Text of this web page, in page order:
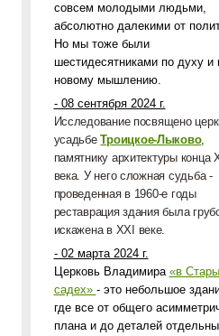
совсем молодыми людьми,
абсолютно далекими от
Но мы тоже были
шестидесятниками по духу и
новому мышлению.
- 08 сентября 2024 г.
Исследование посвящено
усадьбеТроицкое-Лыково,
памятнику архитектуры конца
века. У него сложная судьба -
проведенная в 1960-е годы
реставрация здания была
искажена в XXI веке.
- 02 марта 2024 г.
Церковь Владимира «в
садех» - это небольшое
где все от общего
плана и до деталей